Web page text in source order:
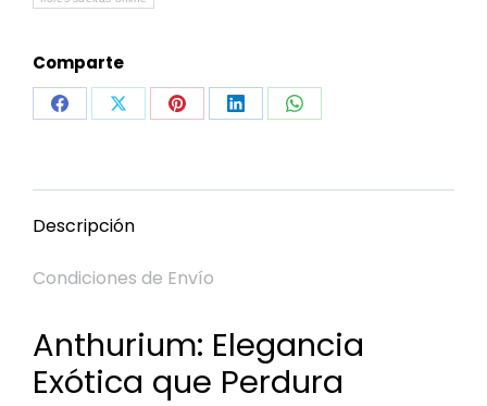
Comparte
Share
Facebook
Share
X
Share
Pinterest
Share
LinkedIn
Share
WhatsApp
Descripción
Condiciones de Envío
Anthurium: Elegancia
Exótica que Perdura